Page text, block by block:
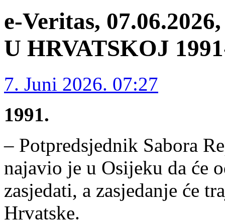
e-Veritas,
U HRVATSKOJ
7. Juni 2026. 07:27
1991.
– Potpredsjednik Sabora
najavio je u Osijeku da će
zasjedati, a zasjedanje će
Hrvatske.